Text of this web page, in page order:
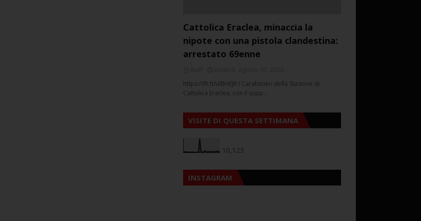
Cattolica Eraclea, minaccia la
nipote con una pistola clandestina:
arrestato 69enne
https://ift.tt/ulBHEJK I Carabinieri della Stazione di
Cattolica Eraclea, con il supp…
VISITE DI QUESTA SETTIMANA
10,123
INSTAGRAM